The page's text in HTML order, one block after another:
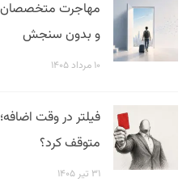
مهاجرت متخصصان
و بدون سنجش
۱۰ مرداد ۱۴۰۵
متوقف کرد؟
۳۱ تیر ۱۴۰۵